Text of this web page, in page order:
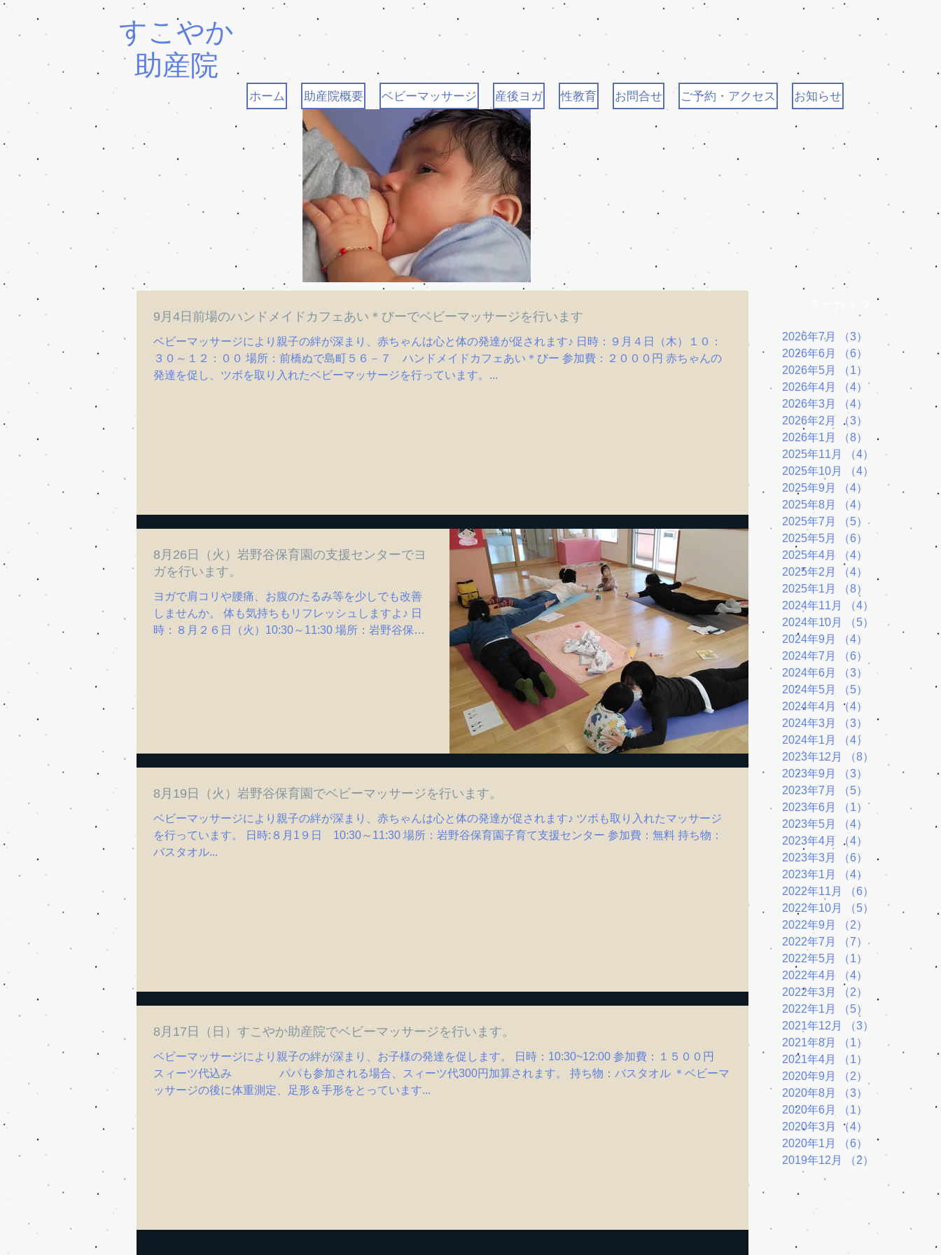
すこやか
助産院
ホーム 助産院概要 ベビーマッサージ 産後ヨガ 性教育 お問合せ ご予約・アクセス お知らせ
9月4日前場のハンドメイドカフェあい＊びーでベビーマッサージを行います
ベビーマッサージにより親子の絆が深まり、赤ちゃんは心と体の発達が促されます♪ 日時：９月４日（木）１０：
３０～１２：００ 場所：前橋ぬで島町５６－７ ハンドメイドカフェあい＊びー 参加費：２０００円 赤ちゃんの
発達を促し、ツボを取り入れたベビーマッサージを行っています。...
8月26日（火）岩野谷保育園の支援センターでヨ
ガを行います。
ヨガで肩コリや腰痛、お腹のたるみ等を少しでも改善
しませんか。 体も気持ちもリフレッシュしますよ♪ 日
時：８月２６日（火）10:30～11:30 場所：岩野谷保育
8月19日（火）岩野谷保育園でベビーマッサージを行います。
ベビーマッサージにより親子の絆が深まり、赤ちゃんは心と体の発達が促されます♪ ツボも取り入れたマッサージ
を行っています。 日時:８月1９日 10:30～11:30 場所：岩野谷保育園子育て支援センター 参加費：無料 持ち物：
バスタオル...
8月17日（日）すこやか助産院でベビーマッサージを行います。
ベビーマッサージにより親子の絆が深まり、お子様の発達を促します。 日時：10:30~12:00 参加費：１５００円
スィーツ代込み パパも参加される場合、スィーツ代300円加算されます。 持ち物：バスタオル ＊ベビーマ
ッサージの後に体重測定、足形＆手形をとっています...
2026年7月 （3）
2026年6月
（6）
6件の記事
2026年5月
（1）
2026年4月
（4） 4件の記事
2026年3月
（4）
2026年2月
（3）
2026年1月
（8）
8件の記事
2025年11月
（4）
4件の記事
2025年10月
（4）
2025年9月
（4）
4件の記事
2025年8月
（4）
2025年7月
（5） 5件の記事
2025年5月
（6）
2025年4月
（4）
2025年2月
（4）
2025年1月
（8）
2024年11月
（4）
2024年10月
（5）
5件の記事
2024年9月
（4）
2024年7月
（6）
2024年6月
（3）
3件の記事
2024年5月
（5）
2024年4月
（4）
2024年3月
（3）
3件の記事
2024年1月
（4）
2023年12月
（8）
2023年9月
（3）
3件の記事
2023年7月
（5）
2023年6月
（1） 1件の記事
2023年5月
（4）
2023年4月
（4）
2023年3月
（6）
6件の記事
2023年1月
（4）
4件の記事
2022年11月
（6）
2022年10月
（5）
5件の記事
2022年9月
（2）
2022年7月
（7） 7件の記事
2022年5月
（1）
2022年4月
（4）
2022年3月
（2）
2022年1月
（5）
2021年12月
（3）
2021年8月
（1）
1件の記事
2021年4月
（1）
2020年9月
（2）
2020年8月
（3）
3件の記事
2020年6月
（1）
2020年3月
（4）
2020年1月
（6）
6件の記事
2019年12月
（2）